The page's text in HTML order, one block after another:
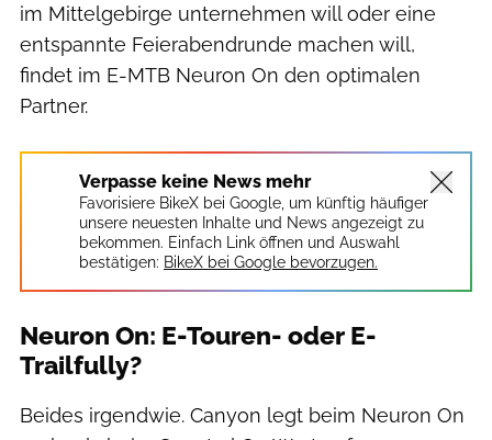
im Mittelgebirge unternehmen will oder eine
entspannte Feierabendrunde machen will,
findet im E-MTB Neuron On den optimalen
Partner.
Verpasse keine News mehr
Favorisiere BikeX bei Google, um künftig häufiger
unsere neuesten Inhalte und News angezeigt zu
bekommen. Einfach Link öffnen und Auswahl
bestätigen: BikeX bei Google bevorzugen.
Neuron On: E-Touren- oder E-
Trailfully?
Beides irgendwie. Canyon legt beim Neuron On